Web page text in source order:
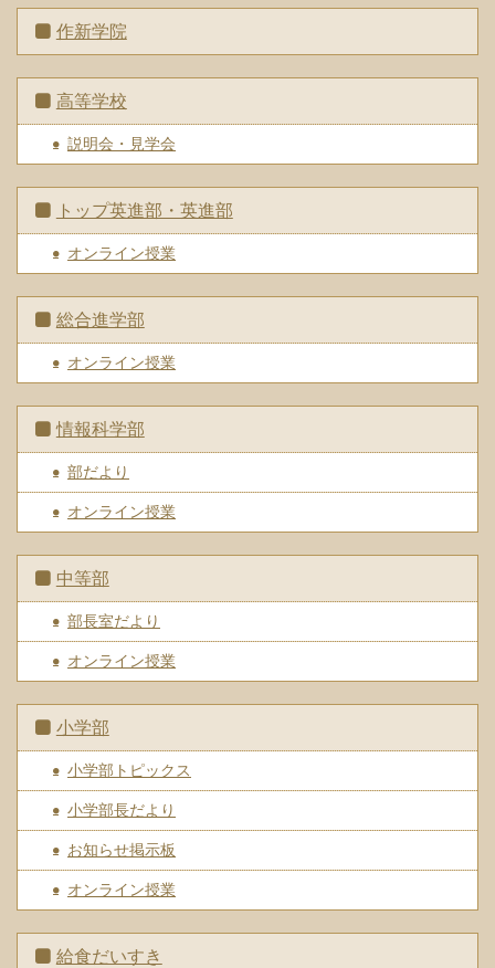
作新学院
高等学校
説明会・見学会
トップ英進部・英進部
オンライン授業
総合進学部
オンライン授業
情報科学部
部だより
オンライン授業
中等部
部長室だより
オンライン授業
小学部
小学部トピックス
小学部長だより
お知らせ掲示板
オンライン授業
給食だいすき